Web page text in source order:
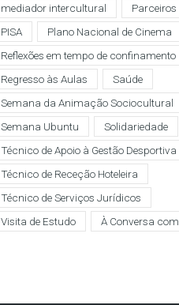
mediador intercultural
Parceiros
PISA
Plano Nacional de Cinema
Reflexões em tempo de confinamento
Regresso às Aulas
Saúde
Semana da Animação Sociocultural
Semana Ubuntu
Solidariedade
Técnico de Apoio à Gestão Desportiva
Técnico de Receção Hoteleira
Técnico de Serviços Jurídicos
Visita de Estudo
À Conversa com